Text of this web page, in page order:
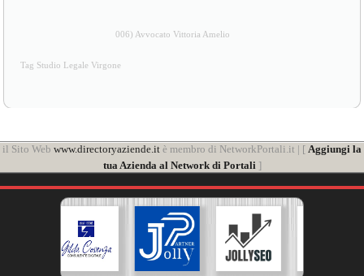
006) Avvocato Vittoria Amelio
Tag Studio Legale Virgone
il Sito Web www.directoryaziende.it è membro di NetworkPortali.it | [ Aggiungi la
tua Azienda al Network di Portali ]